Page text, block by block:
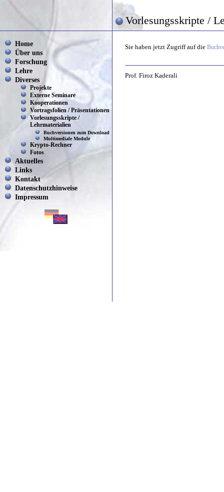
Vorlesungsskripte /
Home
Über uns
Forschung
Lehre
Diverses
Projekte
Externe Seminare
Kooperationen
Vortragsfolien / Präsentationen
Vorlesungsskripte /
Lehrmaterialien
Buchversionen zum Download
Multimediale Module
Krypto-Rechner
Fotos
Aktuelles
Links
Kontakt
Datenschutzhinweise
Impressum
Sie haben jetzt Zugriff auf die
Prof. Firoz Kaderali